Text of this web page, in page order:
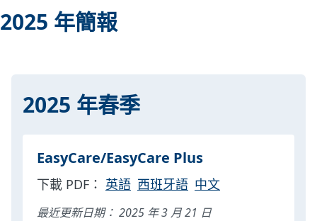
2025 年簡報
2025 年春季
EasyCare/EasyCare Plus
下載 PDF： 英語 西班牙語 中文
最近更新日期： 2025 年 3 月 21 日